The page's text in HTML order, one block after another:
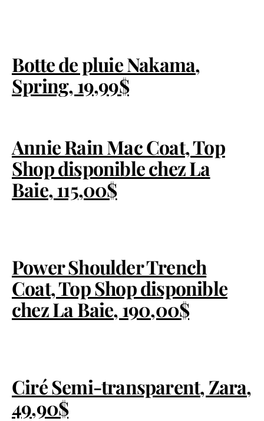
Bottede pluie Nakama,
Spring, 19,99$
Annie Rain Mac Coat, Top
Shop disponible chez La
Baie, 115,00$
Power Shoulder Trench
Coat, Top Shop disponible
chez La Baie, 190,00$
Ciré Semi-transparent, Zara,
49,90$